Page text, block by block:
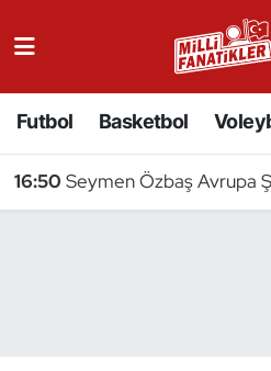
Futbol Basketbol
16:50 Seymen Özbaş Avrupa
Badminton